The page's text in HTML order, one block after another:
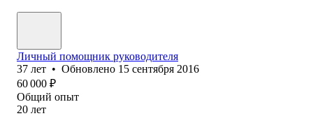
Личный помощник руководителя
37 лет • Обновлено 15 сентября 2016
60 000 ₽
Общий опыт
20 лет